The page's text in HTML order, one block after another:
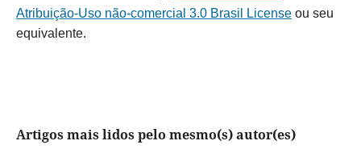
Atribuição-Uso não-comercial 3.0 Brasil Licenseou seu
equivalente.
Artigos mais lidos pelo mesmo(s) autor(es)